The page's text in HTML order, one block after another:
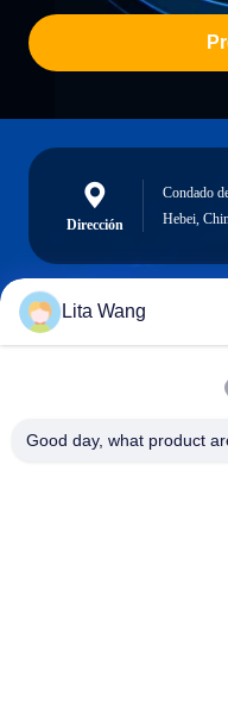
Dirección
Condado
Hebei,
Lita Wang
Good day, what product